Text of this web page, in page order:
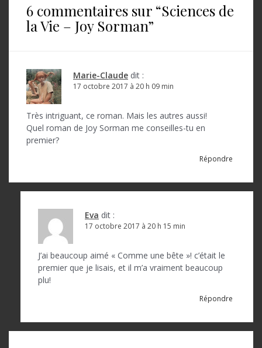
’
6 commentaires sur “Sciences de
la Vie – Joy Sorman”
Marie-Claude dit :
17 octobre 2017 à 20 h 09 min
Très intriguant, ce roman. Mais les autres aussi!
Quel roman de Joy Sorman me conseilles-tu en
premier?
Répondre
Eva dit :
17 octobre 2017 à 20 h 15 min
J’ai beaucoup aimé « Comme une bête »! c’était le
premier que je lisais, et il m’a vraiment beaucoup
plu!
Répondre